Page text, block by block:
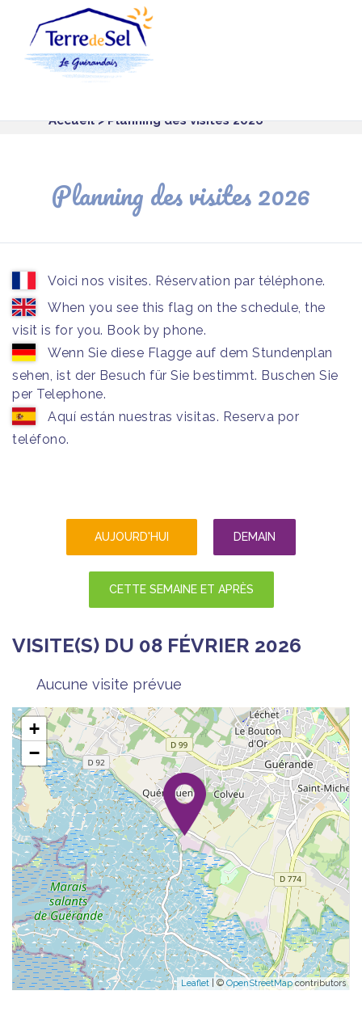
Accueil> Planning des visites 2026
Planning des visites 2026
Voici nos visites. Réservation par téléphone.
When you see this flag on the schedule, the
visit is for you. Book by phone.
Wenn Sie diese Flagge auf dem Stundenplan
sehen, ist der Besuch für Sie bestimmt. Buschen Sie
per Telephone.
Aquí están nuestras visitas. Reserva por
teléfono.
AUJOURD'HUI DEMAIN
CETTE SEMAINE ET APRÈS
VISITE(S) DU 08 FÉVRIER 2026
Aucune visite prévue
+
−
Leaflet | © OpenStreetMapcontributors
Panneau de gestion des cookies